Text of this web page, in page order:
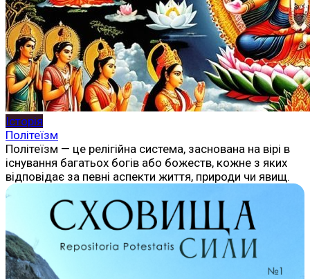
Історія
Політеїзм
Політеїзм — це релігійна система, заснована на вірі в
існування багатьох богів або божеств, кожне з яких
відповідає за певні аспекти життя, природи чи явищ.